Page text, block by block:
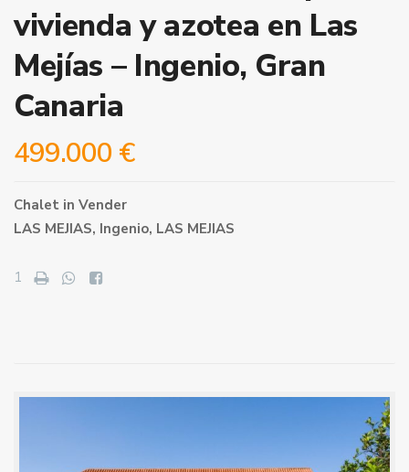
vivienda y azotea en Las
Mejías – Ingenio, Gran
Canaria
499.000 €
Chalet in Vender
LAS MEJIAS, Ingenio, LAS MEJIAS
1